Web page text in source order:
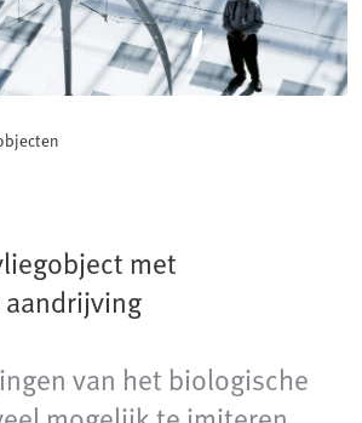
met
van het biologische